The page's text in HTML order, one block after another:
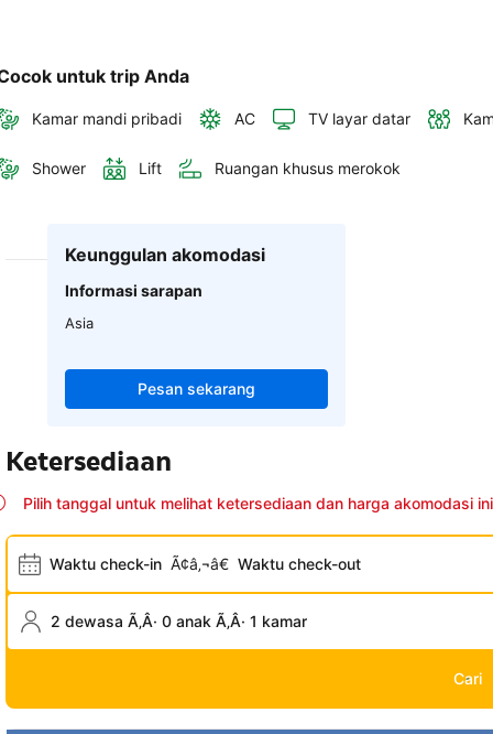
untuk trip Anda
Kamar mandi pribadi AC TV layar datar
Shower Lift Ruangan khusus merokok
Keunggulan akomodasi
Informasi sarapan
Asia
Pesan sekarang
Ketersediaan
Pilih tanggal untuk melihat ketersediaan dan harga akomodasi ini
Waktu check-in Ã¢â‚¬â€ Waktu check-out
2 dewasa Ã‚Â· 0 anak Ã‚Â· 1 kamar
Cari